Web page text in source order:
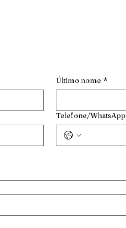
Último nome *
Telefone/WhatsApp